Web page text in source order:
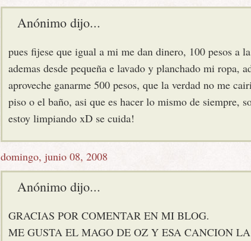
Anónimo dijo...
pues fijese que igual a mi me dan dinero, 100 pesos a
ademas desde pequeña e lavado y planchado mi ropa,
aproveche ganarme 500 pesos, que la verdad no me
piso o el baño, asi que es hacer lo mismo de siempre,
estoy limpiando xD se cuida!
domingo, junio 08, 2008
Anónimo dijo...
GRACIAS POR COMENTAR EN MI BLOG.
ME GUSTA EL MAGO DE OZ Y ESA CANCION